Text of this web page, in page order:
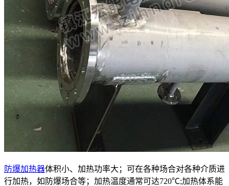
防爆加热器体积小、加热功率大；可在各种场合对各种介质进
行加热，如防爆场合等；加热温度通常可达720℃;加热体系能